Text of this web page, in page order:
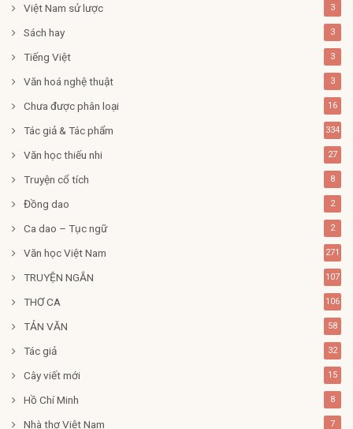
Việt Nam sử lược 3
Sách hay 3
Tiếng Việt 3
Văn hoá nghệ thuật 3
Chưa được phân loại 16
Tác giả & Tác phẩm 334
Văn học thiếu nhi 27
Truyện cổ tích 8
Đồng dao 2
Ca dao – Tục ngữ 2
Văn học Việt Nam 271
TRUYỆN NGẮN 107
THƠ CA 106
TẢN VĂN 58
Tác giả 32
Cây viết mới 15
Hồ Chí Minh 8
Nhà thơ Việt Nam 7